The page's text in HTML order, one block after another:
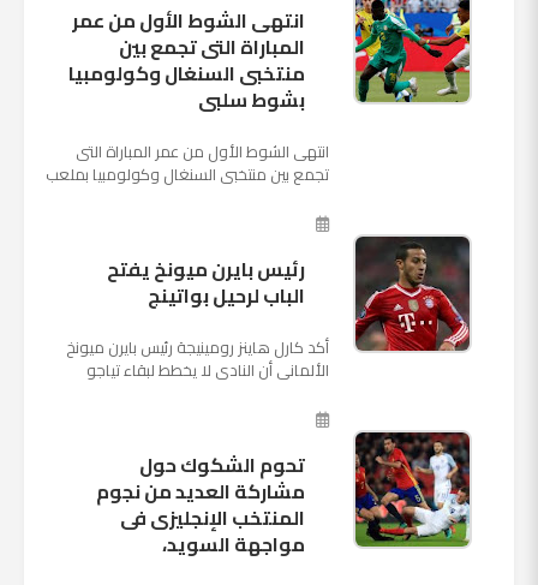
انتهى الشوط الأول من عمر
المباراة التى تجمع بين
منتخبى السنغال وكولومبيا
بشوط سلبى
انتهى الشوط الأول من عمر المباراة التى
تجمع بين منتخبى السنغال وكولومبيا بملعب
الثالثة والأ...
رئيس بايرن ميونخ يفتح
الباب لرحيل بواتينج
أكد كارل هاينز رومينيجة رئيس بايرن ميونخ
الألمانى أن النادى لا يخطط لبقاء تياجو
وأنه سيستم...
تحوم الشكوك حول
مشاركة العديد من نجوم
المنتخب الإنجليزى فى
مواجهة السويد،